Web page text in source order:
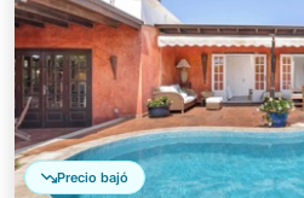
Precio bajó